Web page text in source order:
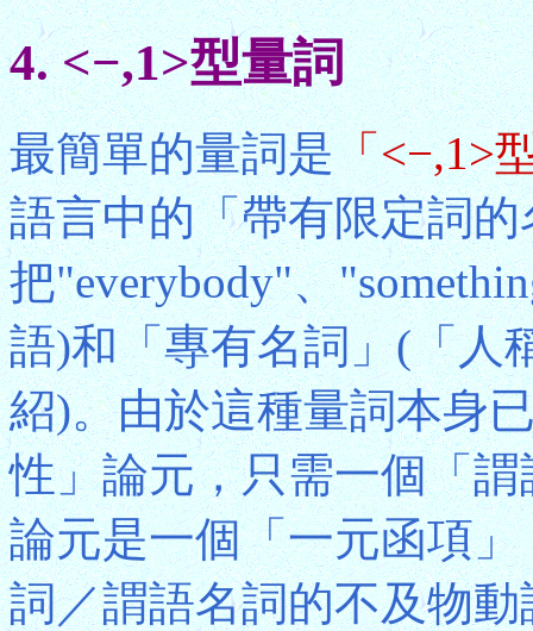
4. <−,1>型量詞
最簡單的量詞是「<−,1>
語言中的「帶有限定詞
把"everybody"、
語)和「專有名詞」(「人
紹)。由於這種量詞本身
性」論元，只需一個「
論元是一個「一元函項
詞／謂語名詞的不及物